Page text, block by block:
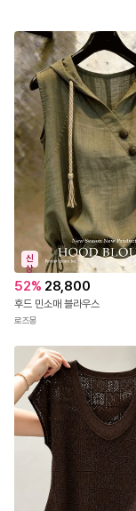
신
상
52% 28,800
후드 민소매 블라우스
로즈몽